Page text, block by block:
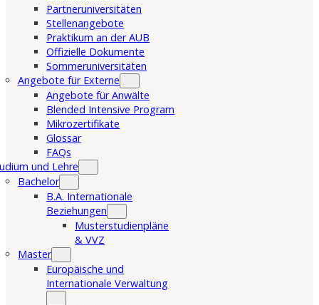
Partneruniversitäten
Stellenangebote
Praktikum an der AUB
Offizielle Dokumente
Sommeruniversitäten
Angebote für Externe
Angebote für Anwälte
Blended Intensive Program
Mikrozertifikate
Glossar
FAQs
und Lehre
Bachelor
B.A. Internationale
Beziehungen
Musterstudienpläne
& VVZ
Master
Europäische und
Internationale Verwaltung